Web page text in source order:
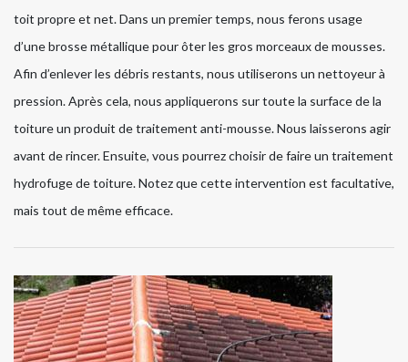
toit propre et net. Dans un premier temps, nous ferons usage
d’une brosse métallique pour ôter les gros morceaux de mousses.
Afin d’enlever les débris restants, nous utiliserons un nettoyeur à
pression. Après cela, nous appliquerons sur toute la surface de la
toiture un produit de traitement anti-mousse. Nous laisserons agir
avant de rincer. Ensuite, vous pourrez choisir de faire un traitement
hydrofuge de toiture. Notez que cette intervention est facultative,
mais tout de même efficace.